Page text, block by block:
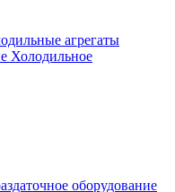
агрегаты
Холодильное